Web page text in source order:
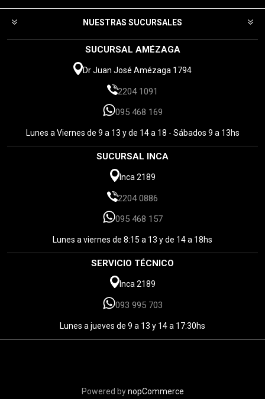
NUESTRAS SUCURSALES
SUCURSAL AMÉZAGA
Dr Juan José Amézaga 1794
2204 1091
095 468 169
Lunes a Viernes de 9 a 13 y de 14 a 18 - Sábados 9 a 13hs
SUCURSAL INCA
Inca 2189
2204 0886
095 468 157
Lunes a viernes de 8:15 a 13 y de 14 a 18hs
SERVICIO TÉCNICO
Inca 2189
093 995 703
Lunes a jueves de 9 a 13 y 14 a 17:30hs
Powered bynopCommerce